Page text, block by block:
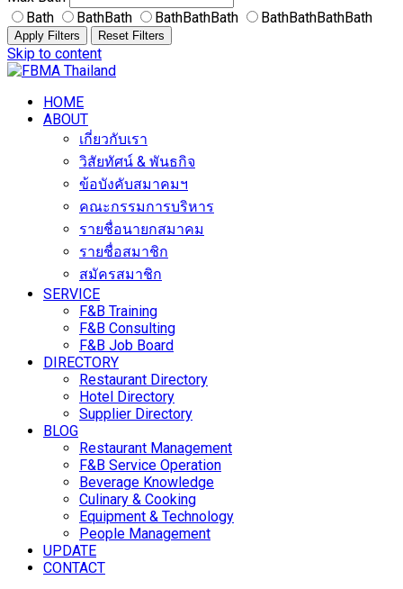
Bath
BathBath BathBathBath BathBathBathBath
Apply Filters Reset Filters
Skip to content
HOME
ABOUT
เกี่ยวกับเรา
วิสัยทัศน์ & พันธกิจ
ข้อบังคับสมาคมฯ
คณะกรรมการบริหาร
รายชื่อนายกสมาคม
รายชื่อสมาชิก
สมัครสมาชิก
SERVICE
F&B Training
F&B Consulting
F&B Job Board
DIRECTORY
Restaurant Directory
Hotel Directory
Supplier Directory
BLOG
Restaurant Management
F&B Service Operation
Beverage Knowledge
Culinary & Cooking
Equipment & Technology
People Management
UPDATE
CONTACT